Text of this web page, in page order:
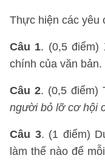
Thực hiện các yêu
Câu 1. (0,5 điểm)
chính của văn bản.
Câu 2. (0,5 điểm)
người bỏ lỡ cơ hội
Câu 3. (1 điểm)
làm thế nào để